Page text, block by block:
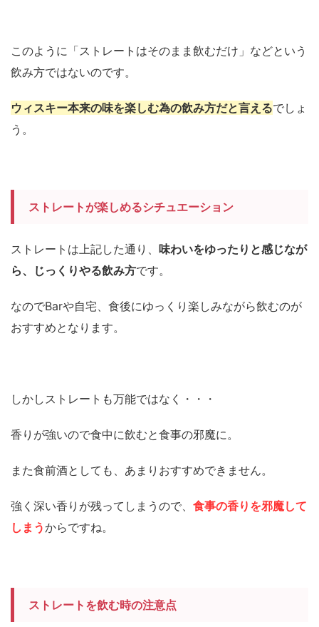
このように「ストレートはそのまま飲むだけ」などという
飲み方ではないのです。
ウィスキー本来の味を楽しむ為の飲み方だと言えるでしょ
う。
ストレートが楽しめるシチュエーション
ストレートは上記した通り、 味わいをゆったりと感じなが
ら、じっくりやる飲み方です。
なのでBarや自宅、食後にゆっくり楽しみながら飲むのが
おすすめとなります。
しかしストレートも万能ではなく・・・
香りが強いので食中に飲むと食事の邪魔に。
また食前酒としても、あまりおすすめできません。
強く深い香りが残ってしまうので、 食事の香りを邪魔して
しまうからですね。
ストレートを飲む時の注意点